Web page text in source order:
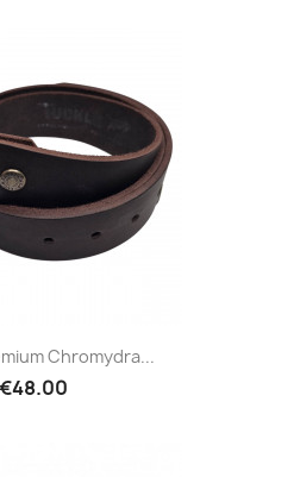
Chromydra...
€48.00